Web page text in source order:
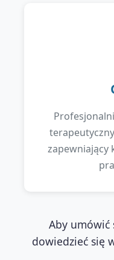
Aby umówić
dowiedzieć się